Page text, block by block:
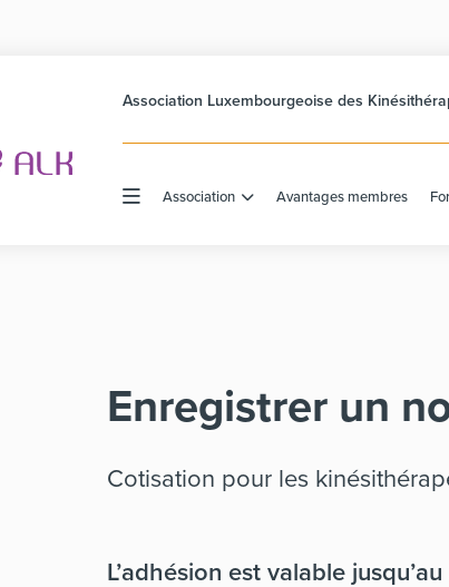
Association Luxembourgeoise des
Association Avantages membres
Enregistrer un
Cotisation pour les
L’adhésion est valable